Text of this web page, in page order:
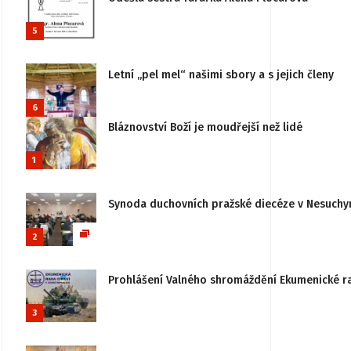
5
6
Letní „pel mel“ našimi sbory a s jejich členy
1
Bláznovství Boží je moudřejší než lidé
2
Synoda duchovních pražské diecéze v
3
Prohlášení Valného shromáždění